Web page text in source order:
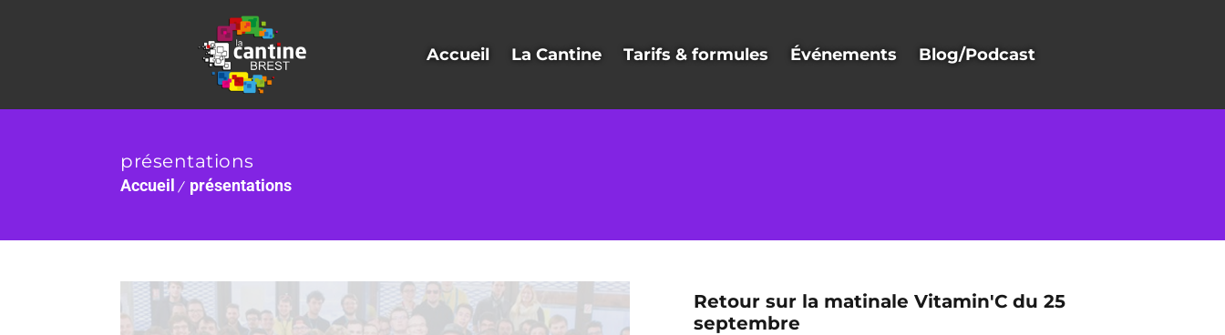
Accueil La Cantine Tarifs & formules Événements Blog/Podcast
présentations
Accueil présentations
Retour sur la matinale Vitamin'C du 25
septembre